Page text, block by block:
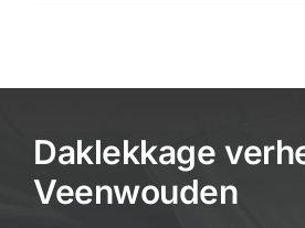
Daklekkage
Veenwouden